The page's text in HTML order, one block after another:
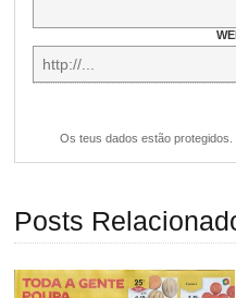
Os teus dados estão
Posts